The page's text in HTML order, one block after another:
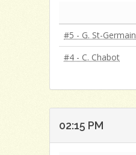
#5 - G. St-Germain
#4 - C. Chabot
02:15 PM